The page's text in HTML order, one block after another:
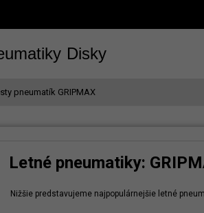
Disky
pneumatík GRIPMAX
Letné pneumatiky:
Nižšie predstavujeme najpopulárnejšie letné